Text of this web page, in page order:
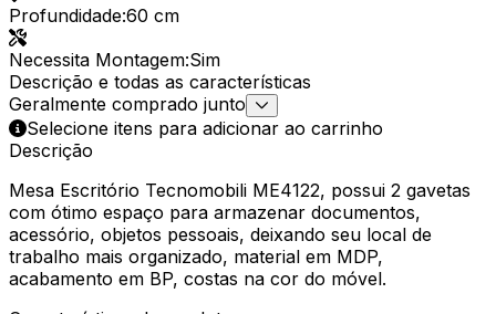
Profundidade:60 cm
Necessita Montagem:Sim
Descrição e todas as características
Geralmente comprado junto
Selecione itens para adicionar ao carrinho
Descrição
Mesa Escritório Tecnomobili ME4122, possui 2 gavetas
com ótimo espaço para armazenar documentos,
acessório, objetos pessoais, deixando seu local de
trabalho mais organizado, material em MDP,
acabamento em BP, costas na cor do móvel.